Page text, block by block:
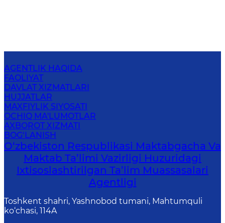
AGENTLIK HAQIDA
FAOLIYAT
DAVLAT XIZMATLARI
HUJJATLAR
MAXFIYLIK SIYOSATI
OCHIQ MA'LUMOTLAR
AXBOROT XIZMATI
BOG‘LANISH
O‘zbekiston Respublikasi Maktabgacha Va
Maktab Ta’limi Vazirligi Huzuridagi
Ixtisoslashtirilgan Ta’lim Muassasalari
Agentligi
Toshkent shahri, Yashnobod tumani, Mahtumquli
ko‘chasi, 114A